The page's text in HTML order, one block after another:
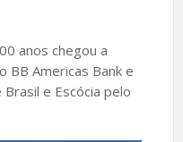
anos chegou a
BB Americas Bank e
e Escócia pelo